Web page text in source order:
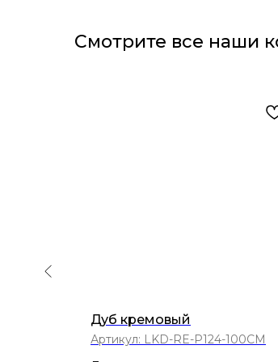
Смотрите все наши
Дуб кремовый
Артикул: LKD-RE-P124-100CM